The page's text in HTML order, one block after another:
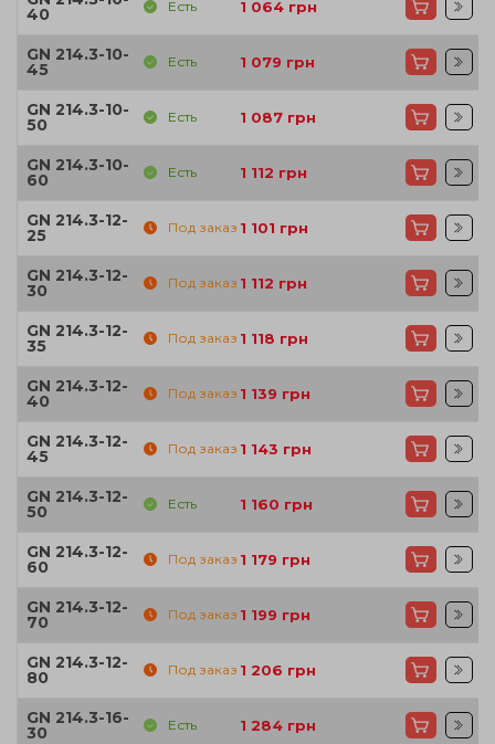
40 Есть 1 064 грн
GN 214.3-10-
45 Есть 1 079 грн
GN 214.3-10-
50 Есть 1 087 грн
GN 214.3-10-
60 Есть 1 112 грн
GN 214.3-12-
25 Под заказ 1 101 грн
GN 214.3-12-
30 Под заказ 1 112 грн
GN 214.3-12-
35 Под заказ 1 118 грн
GN 214.3-12-
40 Под заказ 1 139 грн
GN 214.3-12-
45 Под заказ 1 143 грн
GN 214.3-12-
50 Есть 1 160 грн
GN 214.3-12-
60 Под заказ 1 179 грн
GN 214.3-12-
70 Под заказ 1 199 грн
GN 214.3-12-
80 Под заказ 1 206 грн
GN 214.3-16-
30 Есть 1 284 грн